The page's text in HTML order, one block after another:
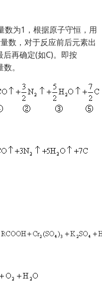
数为1，根据原子守恒，用
数，对于反应前后元素出
再确定(如C)。即按
。